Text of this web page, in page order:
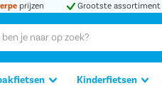
prijzen Grootste assortiment
Kinderfietsen